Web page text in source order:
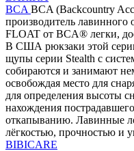
BCA BCA (Backcountry
производитель
FLOAT от BCA® легки,
В США рюкзаки этой
щупы серии Stealth с
собираются и занимают
освобождая место для
для определения высоты
нахождения
откапыванию. Лавинные
лёгкостью, прочностью и
BIBICARE